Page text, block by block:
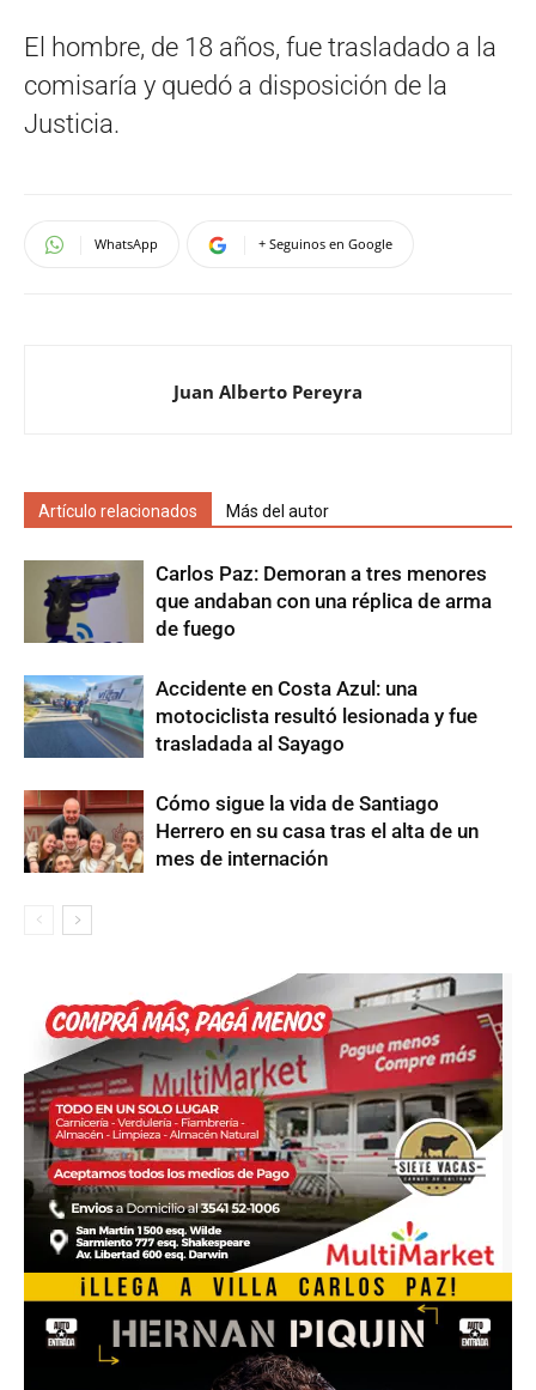
El hombre, de 18 años, fue trasladado a la
comisaría y quedó a disposición de la
Justicia.
WhatsApp + Seguinos en Google
Juan Alberto Pereyra
Artículo relacionados Más del autor
Carlos Paz: Demoran a tres menores
que andaban con una réplica de arma
de fuego
Accidente en Costa Azul: una
motociclista resultó lesionada y fue
trasladada al Sayago
Cómo sigue la vida de Santiago
Herrero en su casa tras el alta de un
mes de internación